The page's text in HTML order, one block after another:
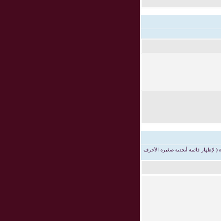
يمكنك إنشاء قوائم متطورة بواسطة تحديد الخيارات ، ادخل القيمة 1 في الخيار ( لإظهار قائمة مرقمة ) أو A ( لإظهار قائمة ابجدية كبيرة الأحرف ) أو a ( لإظهار قائمة أبجدية صغيرة الأحرف